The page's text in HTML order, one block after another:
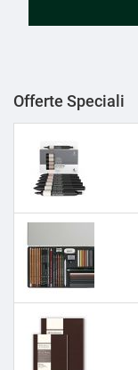
Offerte Speciali